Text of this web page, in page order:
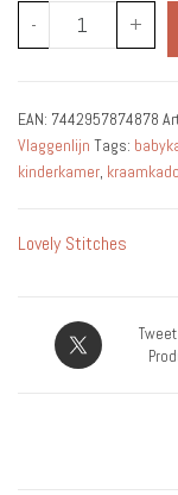
-
Vlaggenlijn
dots
+
EAN: 7442957874878
Vlaggenlijn Tags:
kinderkamer kraamkado
Lovely Stitches